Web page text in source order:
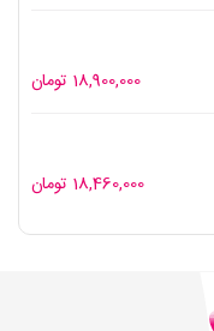
18,900,000 تومان
18,460,000 تومان